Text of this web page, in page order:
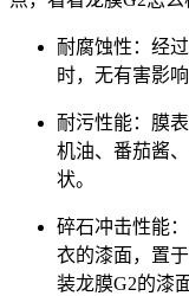
耐腐蚀性：经
时，无有害影响
耐污性能：膜
机油、番茄酱
状。
碎石冲击性能
衣的漆面，置
装龙膜G2的漆